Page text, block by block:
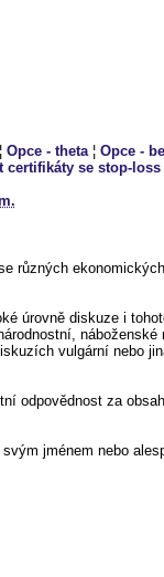
Opce - theta¦ Opce -
certifikáty se stop-loss
různých
úrovně diskuze i
náboženské
vulgární nebo
odpovědnost za
jménem nebo